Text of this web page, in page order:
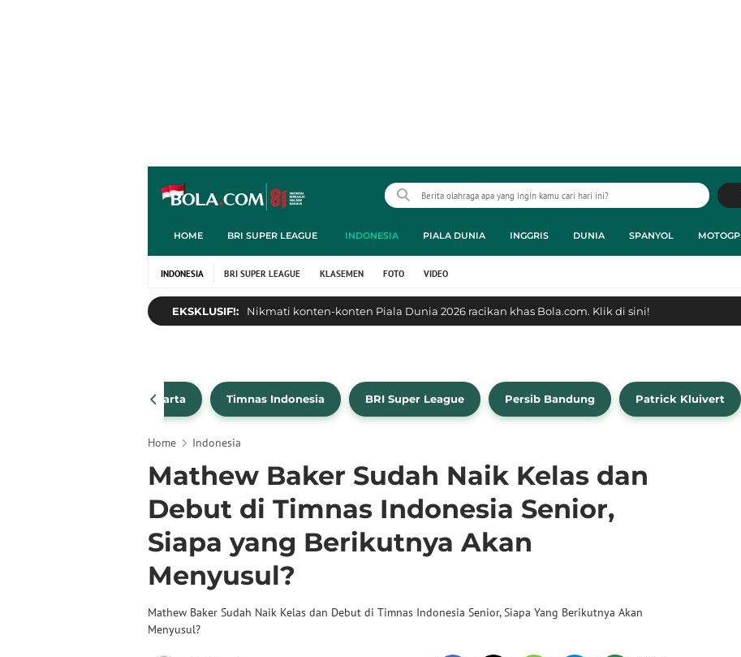
HOME BRI SUPER LEAGUE INDONESIA PIALA DUNIA INGGRIS DUNIA SPANYOL MOTOGP
INDONESIA BRI SUPER LEAGUE KLASEMEN FOTO VIDEO
EKSKLUSIF!: Nikmati konten-konten Piala Dunia 2026 racikan khas Bola.com. Klik di sini!
Persija Jakarta Timnas Indonesia BRI Super League Persib Bandung Patrick Kluivert
Home Indonesia
Mathew Baker Sudah Naik Kelas dan
Debut di Timnas Indonesia Senior,
Siapa yang Berikutnya Akan
Menyusul?
Mathew Baker Sudah Naik Kelas dan Debut di Timnas Indonesia Senior, Siapa Yang Berikutnya Akan
Menyusul?